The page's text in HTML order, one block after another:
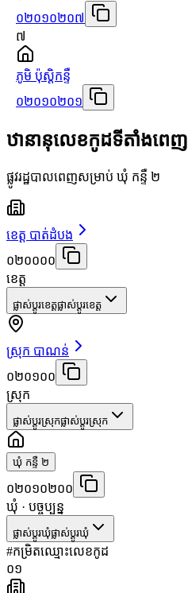
០២០១០២០៧
៧
ភូមិ ប៉ុស្ដិកន្ទឺ
០២០១០២០១
ឋានានុលេខកូដទីតាំងពេញ
ផ្លូវរដ្ឋបាលពេញសម្រាប់ ឃុំ កន្ទឺ ២
ខេត្ត បាត់ដំបង
០២០០០០
ខេត្ត
ផ្លាស់ប្តូរខេត្តផ្លាស់ប្តូរខេត្ត
ស្រុក បាណន់
០២០១០០
ស្រុក
ផ្លាស់ប្តូរស្រុកផ្លាស់ប្តូរស្រុក
ឃុំ កន្ទឺ ២
០២០១០២០០
ឃុំ · បច្ចុប្បន្ន
ផ្លាស់ប្តូរឃុំផ្លាស់ប្តូរឃុំ
#កម្រិតឈ្មោះលេខកូដ
០១